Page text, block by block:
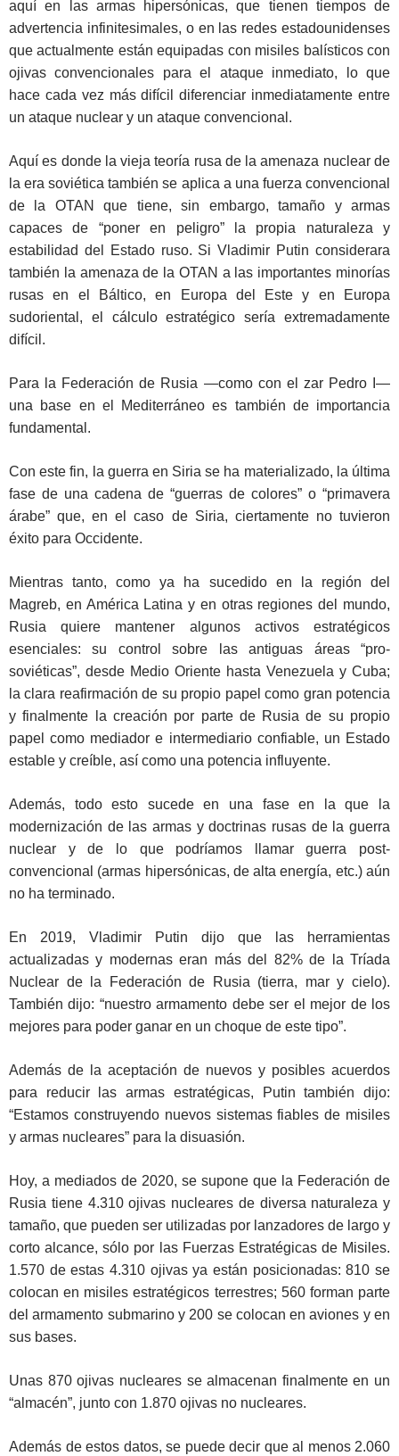
aquí en las armas hipersónicas, que tienen tiempos de
advertencia infinitesimales, o en las redes estadounidenses
que actualmente están equipadas con misiles balísticos con
ojivas convencionales para el ataque inmediato, lo que
hace cada vez más difícil diferenciar inmediatamente entre
un ataque nuclear y un ataque convencional.
Aquí es donde la vieja teoría rusa de la amenaza nuclear de
la era soviética también se aplica a una fuerza convencional
de la OTAN que tiene, sin embargo, tamaño y armas
capaces de “poner en peligro” la propia naturaleza y
estabilidad del Estado ruso. Si Vladimir Putin considerara
también la amenaza de la OTAN a las importantes minorías
rusas en el Báltico, en Europa del Este y en Europa
sudoriental, el cálculo estratégico sería extremadamente
difícil.
Para la Federación de Rusia —como con el zar Pedro I—
una base en el Mediterráneo es también de importancia
fundamental.
Con este fin, la guerra en Siria se ha materializado, la última
fase de una cadena de “guerras de colores” o “primavera
árabe” que, en el caso de Siria, ciertamente no tuvieron
éxito para Occidente.
Mientras tanto, como ya ha sucedido en la región del
Magreb, en América Latina y en otras regiones del mundo,
Rusia quiere mantener algunos activos estratégicos
esenciales: su control sobre las antiguas áreas “pro-
soviéticas”, desde Medio Oriente hasta Venezuela y Cuba;
la clara reafirmación de su propio papel como gran potencia
y finalmente la creación por parte de Rusia de su propio
papel como mediador e intermediario confiable, un Estado
estable y creíble, así como una potencia influyente.
Además, todo esto sucede en una fase en la que la
modernización de las armas y doctrinas rusas de la guerra
nuclear y de lo que podríamos llamar guerra post-
convencional (armas hipersónicas, de alta energía, etc.) aún
no ha terminado.
En 2019, Vladimir Putin dijo que las herramientas
actualizadas y modernas eran más del 82% de la Tríada
Nuclear de la Federación de Rusia (tierra, mar y cielo).
También dijo: “nuestro armamento debe ser el mejor de los
mejores para poder ganar en un choque de este tipo”.
Además de la aceptación de nuevos y posibles acuerdos
para reducir las armas estratégicas, Putin también dijo:
“Estamos construyendo nuevos sistemas fiables de misiles
y armas nucleares” para la disuasión.
Hoy, a mediados de 2020, se supone que la Federación de
Rusia tiene 4.310 ojivas nucleares de diversa naturaleza y
tamaño, que pueden ser utilizadas por lanzadores de largo y
corto alcance, sólo por las Fuerzas Estratégicas de Misiles.
1.570 de estas 4.310 ojivas ya están posicionadas: 810 se
colocan en misiles estratégicos terrestres; 560 forman parte
del armamento submarino y 200 se colocan en aviones y en
sus bases.
Unas 870 ojivas nucleares se almacenan finalmente en un
“almacén”, junto con 1.870 ojivas no nucleares.
Además de estos datos, se puede decir que al menos 2.060